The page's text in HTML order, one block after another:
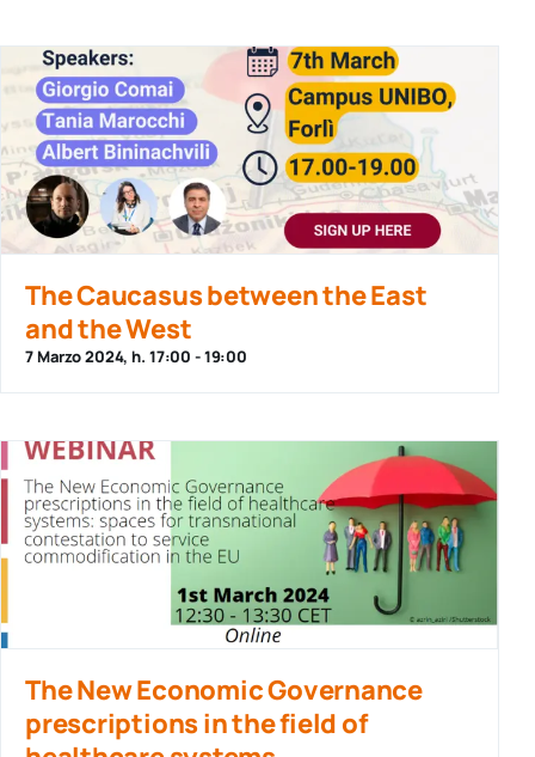
The Caucasus between the East
and the West
7 Marzo 2024, h. 17:00 -19:00
The New Economic Governance
prescriptions in the field of